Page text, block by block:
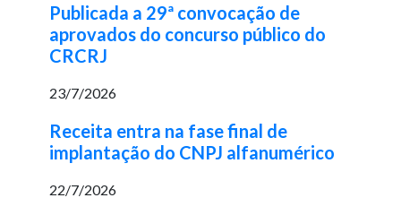
Publicada a 29ª convocação de
aprovados do concurso público do
CRCRJ
23/7/2026
Receita entra na fase final de
implantação do CNPJ alfanumérico
22/7/2026